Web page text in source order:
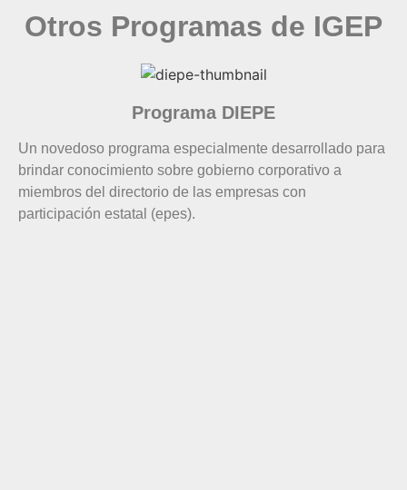
Otros Programas de IGEP
Programa DIEPE
Un novedoso programa especialmente desarrollado para
brindar conocimiento sobre gobierno corporativo a
miembros del directorio de las empresas con
participación estatal (epes).